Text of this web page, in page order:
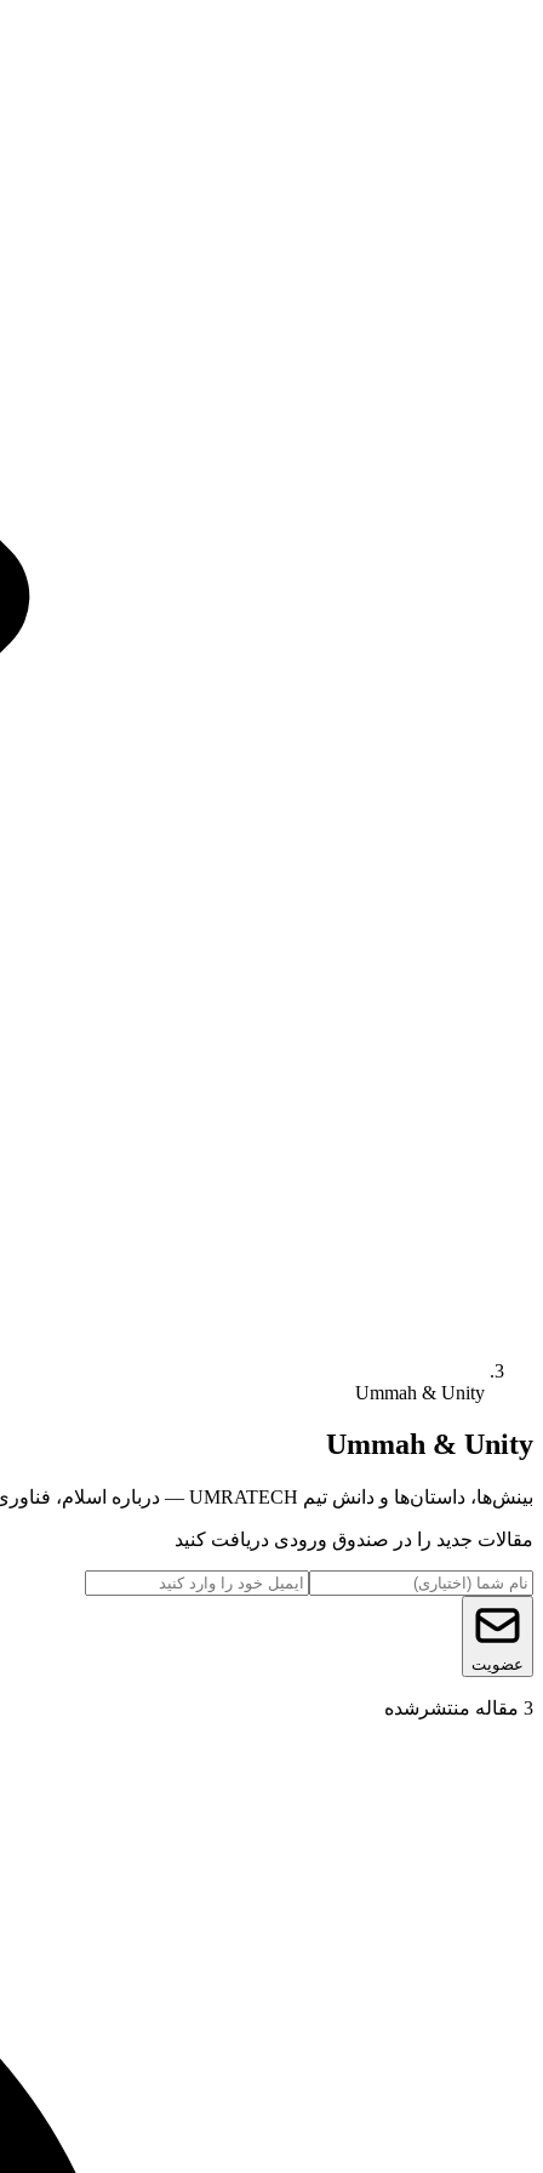
Ummah & Unity
Ummah & Unity
بینش‌ها، داستان‌ها و دانش تیم UMRATECH — درباره اسلام، فناوری، مکان‌ها و بیشتر.
مقالات جدید را در صندوق ورودی دریافت کنید
عضویت
3 مقاله منتشرشده